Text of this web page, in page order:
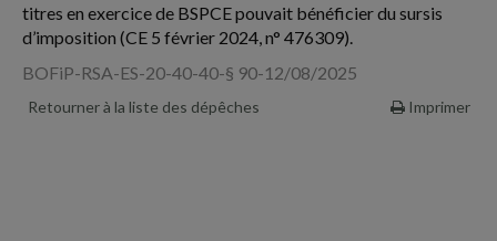
titres en exercice de BSPCE pouvait bénéficier du sursis
d’imposition (CE 5 février 2024, n° 476309).
BOFiP-RSA-ES-20-40-40-§ 90-12/08/2025
Retourner à la liste des dépêches Imprimer